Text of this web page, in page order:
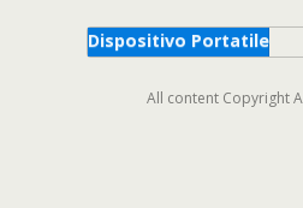
Dispositivo Portatile
All content Copyright